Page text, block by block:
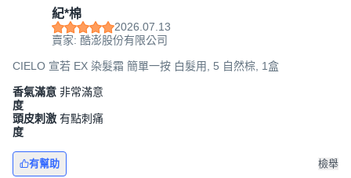
紀*棉
2026.07.13
賣家: 酷澎股份有限公司
CIELO 宣若 EX 染髮霜 簡單一按 白髮用, 5 自然棕, 1盒
香氣滿意
度
非常滿意
頭皮刺激
度
有點刺痛
有幫助 檢舉